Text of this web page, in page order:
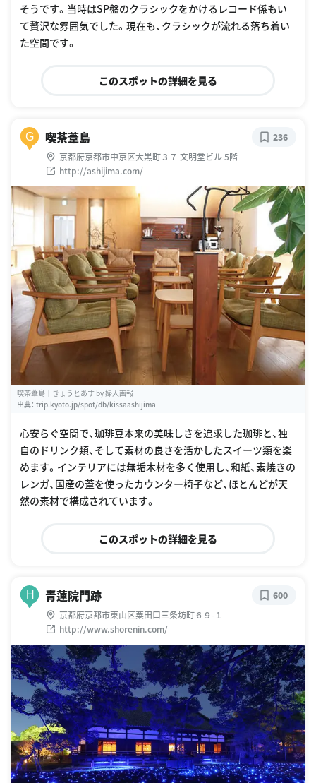
そうです。当時はSP盤のクラシックをかけるレコード係もい
て贅沢な雰囲気でした。現在も、クラシックが流れる落ち着い
た空間です。
このスポットの詳細を見る
G 喫茶葦島
京都府京都市中京区大黒町３７ 文明堂ビル 5階
http://ashijima.com/
236
喫茶葦島｜きょうとあす by 婦人画報
出典： trip.kyoto.jp/spot/db/kissaashijima
心安らぐ空間で、珈琲豆本来の美味しさを追求した珈琲と、独
自のドリンク類、そして素材の良さを活かしたスイーツ類を楽
めます。インテリアには無垢木材を多く使用し、和紙、素焼きの
レンガ、国産の葦を使ったカウンター椅子など、ほとんどが天
然の素材で構成されています。
このスポットの詳細を見る
H 青蓮院門跡
京都府京都市東山区粟田口三条坊町６９-１
http://www.shorenin.com/
600